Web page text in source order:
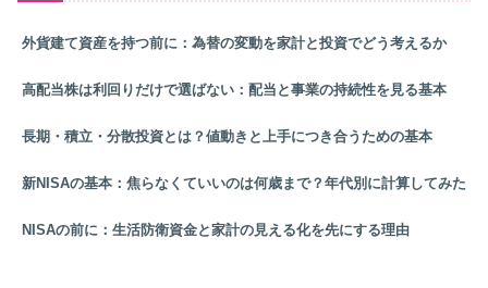
外貨建て資産を持つ前に：為替の変動を家計と投資でどう考えるか
高配当株は利回りだけで選ばない：配当と事業の持続性を見る基本
長期・積立・分散投資とは？値動きと上手につき合うための基本
新NISAの基本：焦らなくていいのは何歳まで？年代別に計算してみた
NISAの前に：生活防衛資金と家計の見える化を先にする理由